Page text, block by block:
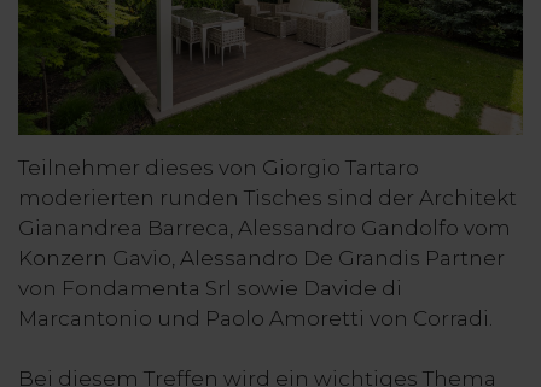
Teilnehmer dieses von Giorgio Tartaro
moderierten runden Tisches sind der Architekt
Gianandrea Barreca, Alessandro Gandolfo vom
Konzern Gavio, Alessandro De Grandis Partner
von Fondamenta Srl sowie Davide di
Marcantonio und Paolo Amoretti von Corradi.
Bei diesem Treffen wird ein wichtiges Thema